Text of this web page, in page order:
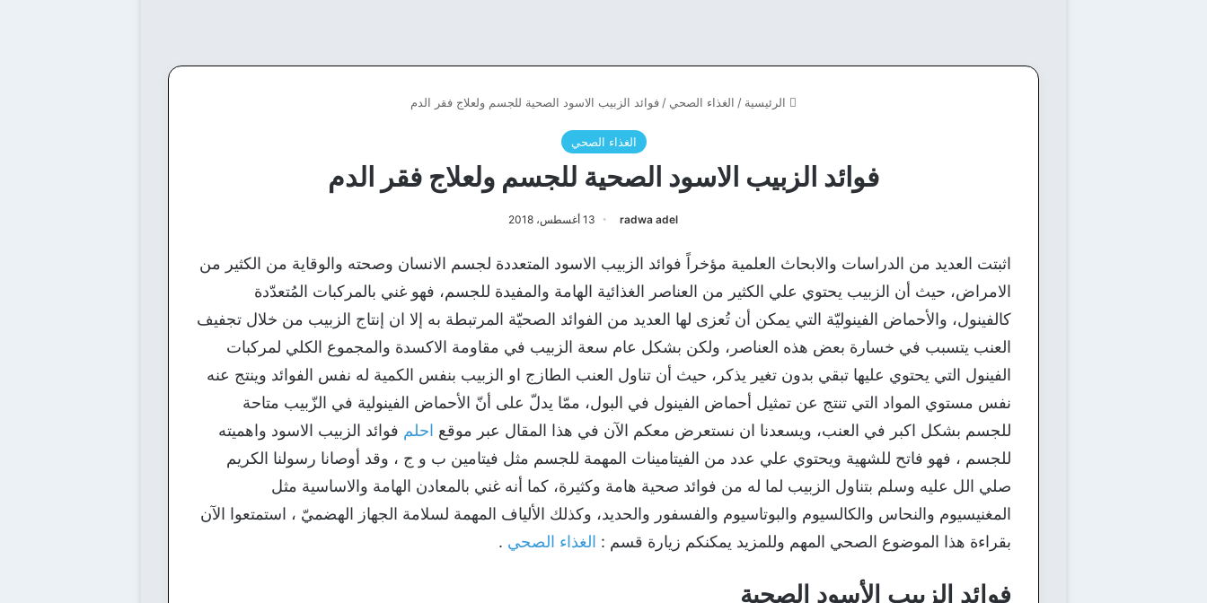
الرئيسية / الغذاء الصحي / فوائد الزبيب الاسود الصحية للجسم ولعلاج فقر الدم
الغذاء الصحي
فوائد الزبيب الاسود الصحية للجسم ولعلاج فقر الدم
radwa adel 13 أغسطس، 2018
اثبتت العديد من الدراسات والابحاث العلمية مؤخراً فوائد الزبيب الاسود المتعددة لجسم الانسان وصحته والوقاية من الكثير من
الامراض، حيث أن الزبيب يحتوي علي الكثير من العناصر الغذائية الهامة والمفيدة للجسم، فهو غني بالمركبات المُتعدّدة
كالفينول، والأحماض الفينوليّة التي يمكن أن تُعزى لها العديد من الفوائد الصحيّة المرتبطة به إلا ان إنتاج الزبيب من خلال تجفيف
العنب يتسبب في خسارة بعض هذه العناصر، ولكن بشكل عام سعة الزبيب في مقاومة الاكسدة والمجموع الكلي لمركبات
الفينول التي يحتوي عليها تبقي بدون تغير يذكر، حيث أن تناول العنب الطازج او الزبيب بنفس الكمية له نفس الفوائد وينتج عنه
نفس مستوي المواد التي تنتج عن تمثيل أحماض الفينول في البول، ممّا يدلّ على أنّ الأحماض الفينولية في الزّبيب متاحة
للجسم بشكل اكبر في العنب، ويسعدنا ان نستعرض معكم الآن في هذا المقال عبر موقع احلم فوائد الزبيب الاسود واهميته
للجسم ، فهو فاتح للشهية ويحتوي علي عدد من الفيتامينات المهمة للجسم مثل فيتامين ب و ج ، وقد أوصانا رسولنا الكريم
صلي الل عليه وسلم بتناول الزبيب لما له من فوائد صحية هامة وكثيرة، كما أنه غني بالمعادن الهامة والاساسية مثل
المغنيسيوم والنحاس والكالسيوم والبوتاسيوم والفسفور والحديد، وكذلك الألياف المهمة لسلامة الجهاز الهضميّ ، استمتعوا الآن
بقراءة هذا الموضوع الصحي المهم وللمزيد يمكنكم زيارة قسم : الغذاء الصحي .
فوائد الزبيب الأسود الصحية